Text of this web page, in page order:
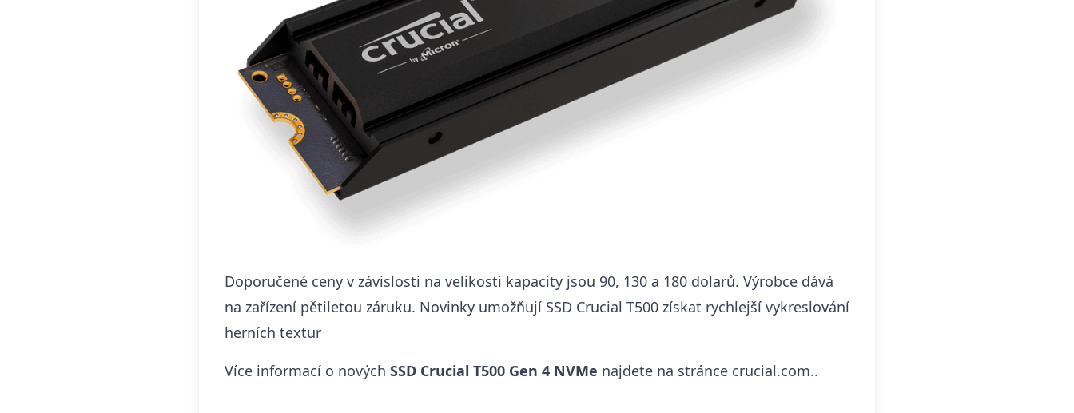
Doporučené ceny v závislosti na velikosti kapacity jsou 90, 130 a 180 dolarů. Výrobce dává
na zařízení pětiletou záruku. Novinky umožňují SSD Crucial T500 získat rychlejší vykreslování
herních textur
Více informací o nových SSD Crucial T500 Gen 4 NVMe najdete na stránce crucial.com..